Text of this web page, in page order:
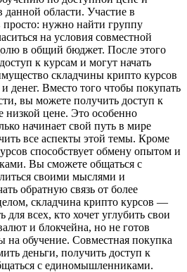
области. Участие в
просто: нужно найти группу
на условия совместной
в общий бюджет. После этого
к курсам и могут начать
складчины крипто курсов
денег. Вместо того чтобы покупать
вы можете получить доступ к
низкой цене. Это особенно
начинает свой путь в мире
все аспекты этой темы. Кроме
способствует обмену опытом и
Вы сможете общаться с
своими мыслями и
обратную связь от более
складчина крипто курсов —
для всех, кто хочет углубить свои
и блокчейна, но не готов
на обучение. Совместная покупка
деньги, получить доступ к
с единомышленниками.